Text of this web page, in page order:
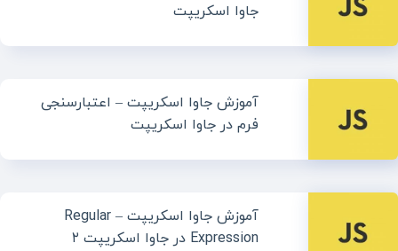
جاوا اسکریپت
آموزش جاوا اسکریپت – اعتبارسنجی
فرم در جاوا اسکریپت
آموزش جاوا اسکریپت – Regular
Expression در جاوا اسکریپت ۲